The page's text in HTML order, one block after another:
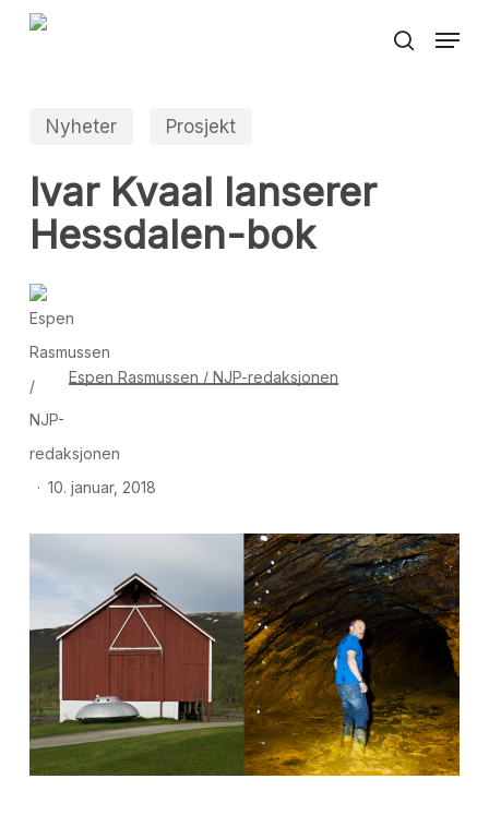
Skip
content
search
Menu
Nyheter Prosjekt
Ivar Kvaal lanserer
Hessdalen-bok
Espen Rasmussen / NJP-redaksjonen
10. januar, 2018